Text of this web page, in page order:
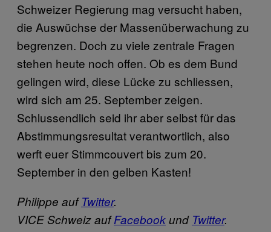
Schweizer Regierung mag versucht haben,
die Auswüchse der Massenüberwachung zu
begrenzen. Doch zu viele zentrale Fragen
stehen heute noch offen. Ob es dem Bund
gelingen wird, diese Lücke zu schliessen,
wird sich am 25. September zeigen.
Schlussendlich seid ihr aber selbst für das
Abstimmungsresultat verantwortlich, also
werft euer Stimmcouvert bis zum 20.
September in den gelben Kasten!
Philippe aufTwitter.
VICE Schweiz aufFacebookund Twitter.